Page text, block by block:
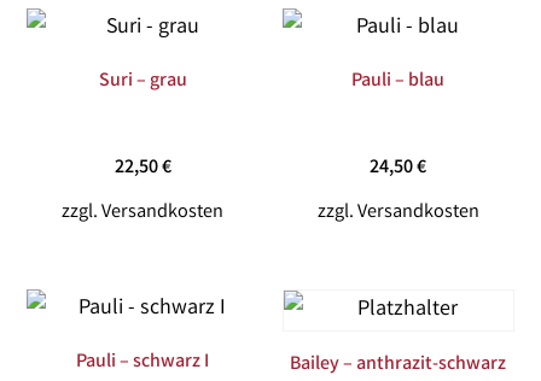
Suri – grau
22,50€
zzgl.Versandkosten
Pauli – blau
24,50€
zzgl.Versandkosten
Pauli – schwarz I Bailey – anthrazit-schwarz